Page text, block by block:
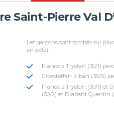
Saint-Pierre Val
Les garçons sont tombés sur
en détail :
Francois Trystan (30/1)
Grossteffan Alban (30/5)
Francois Trystan (30/1) et
(30/2) et Brabant Quentin